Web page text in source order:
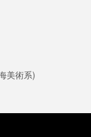
美術系)